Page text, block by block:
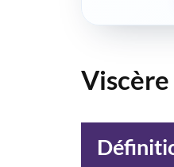
Viscère